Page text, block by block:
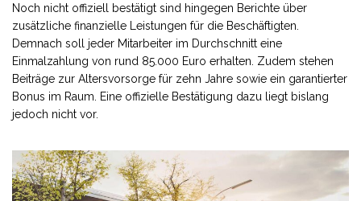
Noch nicht offiziell bestätigt sind hingegen Berichte über
zusätzliche finanzielle Leistungen für die Beschäftigten.
Demnach soll jeder Mitarbeiter im Durchschnitt eine
Einmalzahlung von rund 85.000 Euro erhalten. Zudem stehen
Beiträge zur Altersvorsorge für zehn Jahre sowie ein garantierter
Bonus im Raum. Eine offizielle Bestätigung dazu liegt bislang
jedoch nicht vor.